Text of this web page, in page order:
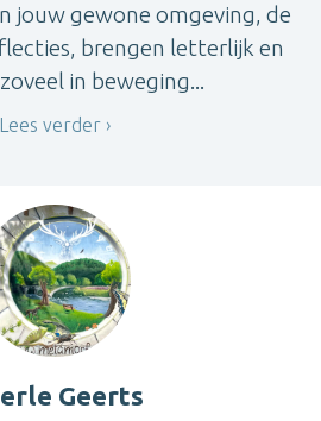
jouw gewone omgeving, de
brengen letterlijk en
in beweging...
Lees verder
Geerts